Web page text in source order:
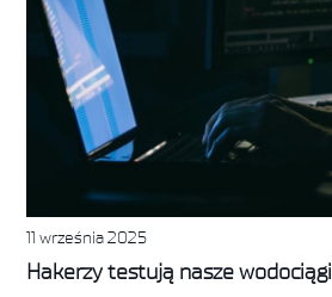
11 września 2025
Hakerzy testują nasze wodociągi